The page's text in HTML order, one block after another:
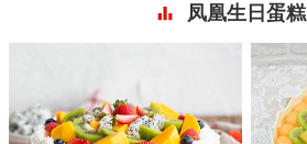
凤凰生日蛋糕